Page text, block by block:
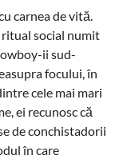
carnea de vită.
ritual social numit
ii sud-
focului, în
cele mai mari
ei recunosc că
de conchistadorii
în care